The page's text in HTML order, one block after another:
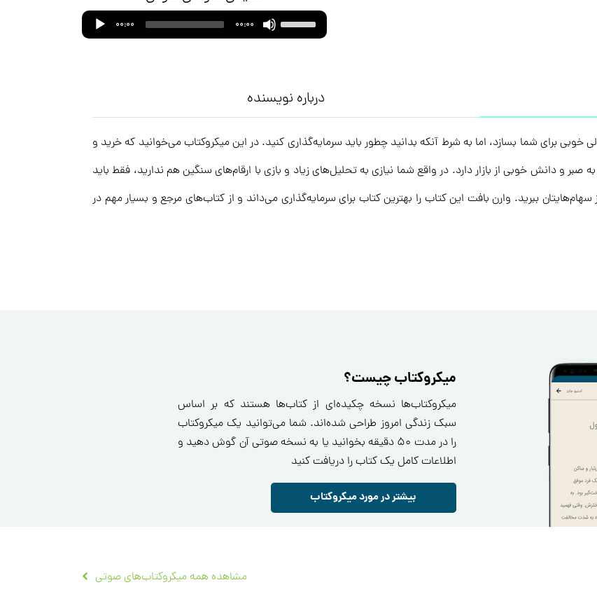
Audio
Player
00:00 00:00
Use
Up/Down
to
increase
decrease
volume.
درباره نویسنده
خوبی برای شما بسازد، اما به شرط آنکه بدانید چطور باید سرمایه‌گذاری کنید. در این میکروکتاب می‌خوانید که خرید و
و دانش خوبی از بازار دارد. در واقع شما نیازی به تحلیل‌های زیاد و بازی با ارقام‌های سنگین هم ندارید، فقط باید
سهام‌هایتان ببرید. وارن بافت این کتاب را بهترین کتاب برای سرمایه‌گذاری می‌داند و از کتاب‌های مرجع و بسیار مهم در
میکروکتاب چیست؟
میکروکتاب‌ها نسخه چکیده‌ای از کتاب‌ها هستند که بر اساس
سبک زندگی امروز طراحی شده‌اند. شما می‌توانید یک میکروکتاب
را در مدت ۵۰ دقیقه بخوانید یا به نسخه صوتی آن گوش دهید و
اطلاعات کامل یک کتاب را دریافت کنید
بیشتر در مورد میکروکتاب
مشاهده همه میکروکتاب‌های صوتی